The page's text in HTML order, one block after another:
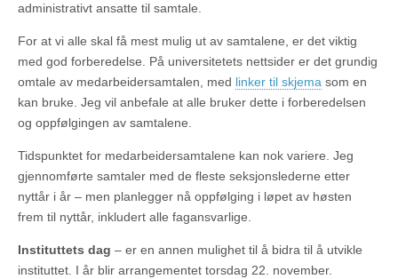
administrativt ansatte til samtale.
For at vi alle skal få mest mulig ut av samtalene, er det viktig
med god forberedelse. På universitetets nettsider er det grundig
omtale av medarbeidersamtalen, med linker til skjema som en
kan bruke. Jeg vil anbefale at alle bruker dette i forberedelsen
og oppfølgingen av samtalene.
Tidspunktet for medarbeidersamtalene kan nok variere. Jeg
gjennomførte samtaler med de fleste seksjonslederne etter
nyttår i år – men planlegger nå oppfølging i løpet av høsten
frem til nyttår, inkludert alle fagansvarlige.
Instituttets dag – er en annen mulighet til å bidra til å utvikle
instituttet. I år blir arrangementet torsdag 22. november.